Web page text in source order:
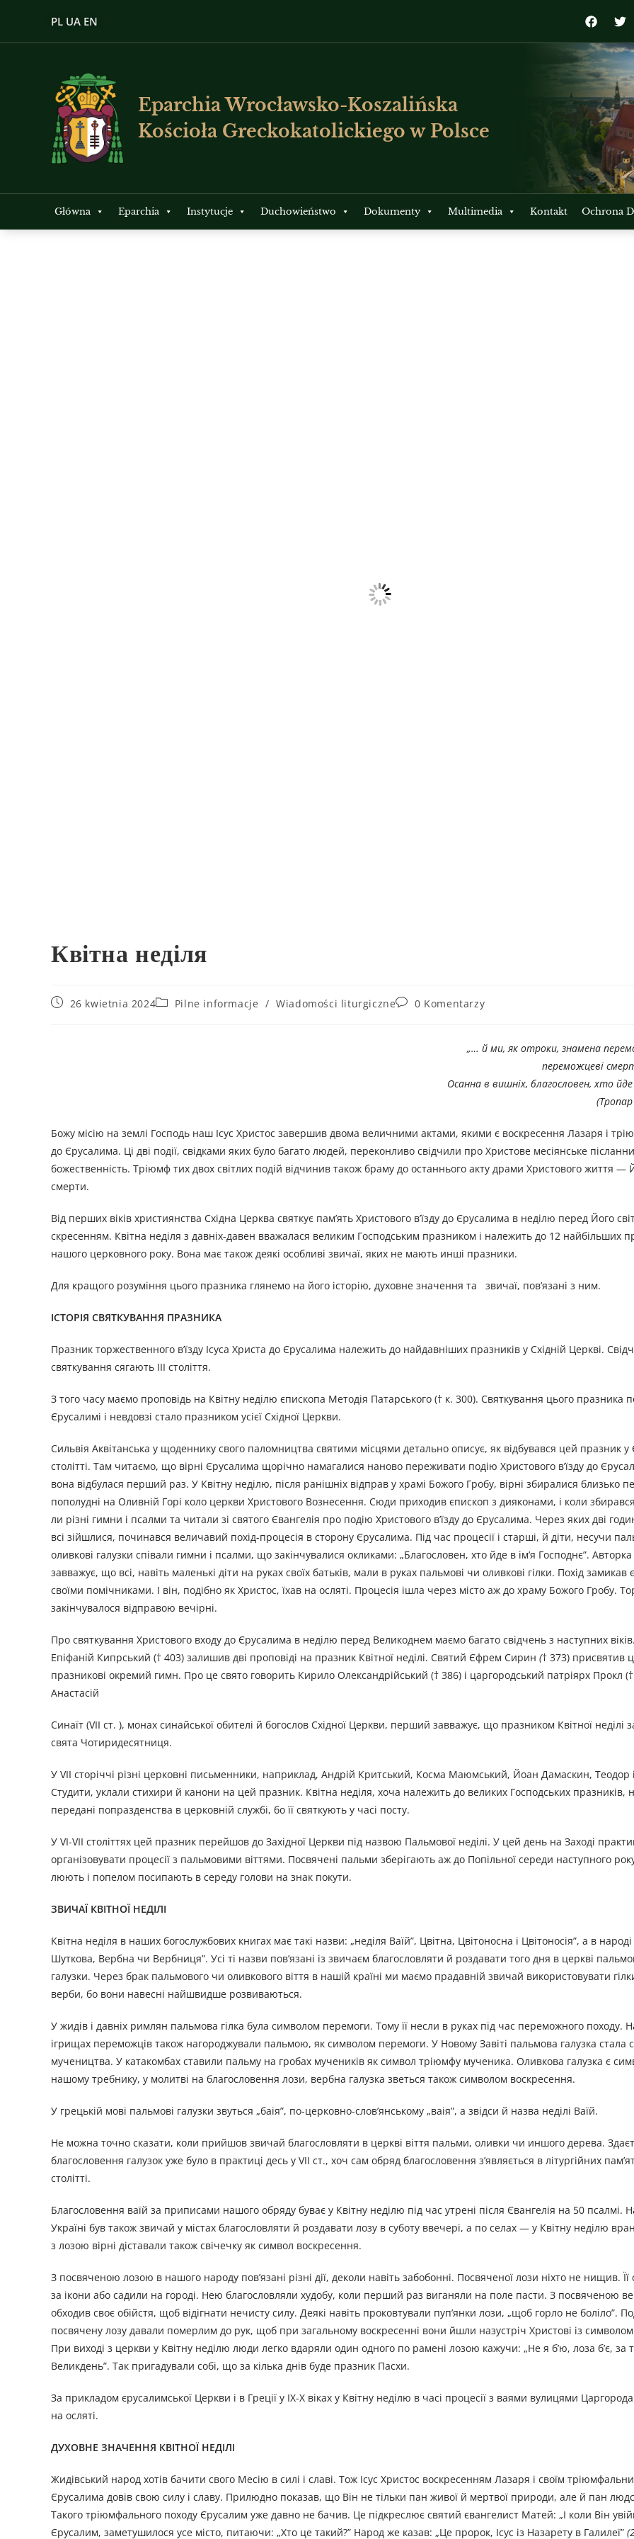
PL UA EN
Eparchia Wrocławsko-Koszalińska
Kościoła Greckokatolickiego w Polsce
Główna Eparchia Instytucje Duchowieństwo Dokumenty Multimedia Kontakt Ochrona
Квітна неділя
26 kwietnia 2024 Pilne informacje / Wiadomości liturgiczne 0 Komentarzy
„… й ми, як отроки, знамена
переможцеві
Осанна в вишніх, благословен, хто йде
(Тропар
Божу місію на землі Господь наш Ісус Христос завершив двома величними актами, якими є воскресення Лазаря і
до Єрусалима. Ці дві події, свідками яких було багато людей, переконливо свідчили про Христове месіянське
божественність. Тріюмф тих двох світлих подій відчинив також браму до останнього акту драми Христового життя —
смерти.
Від перших віків християнства Східна Церква святкує пам’ять Христового в’їзду до Єрусалима в неділю перед Його
скресенням. Квітна неділя з давніх-давен вважалася великим Господським празником і належить до 12 найбільших
нашого церковного року. Вона має також деякі особливі звичаї, яких не мають инші празники.
Для кращого розуміння цього празника глянемо на його істо­рію, духовне значення та звичаї, пов’язані з ним.
ІСТОРІЯ СВЯТКУВАННЯ ПРАЗНИКА
Празник торжественного в’їзду Ісуса Христа до Єрусалима належить до найдавніших празників у Східній Церкві.
святкування сягають III століття.
З того часу маємо проповідь на Квітну неділю єпископа Мето­дія Патарського († к. 300). Святкування цього празника
Єрусалимі і невдовзі стало празником усієї Східної Церкви.
Сильвія Аквітанська у щоденнику свого паломництва святими місцями детально описує, як відбувався цей празник у
столітті. Там читаємо, що вірні Єрусалима щорічно намагалися наново переживати подію Христового в’їзду до
вона відбулася перший раз. У Квітну неділю, після ранішніх відправ у храмі Божого Гробу, вірні збиралися близько
пополудні на Оливній Горі коло церкви Христового Вознесення. Сюди приходив єпископ з дияконами, і коли
ли різні гимни і псалми та читали зі святого Євангелія про подію Христового в’їзду до Єрусалима. Через яких дві
всі зійшлися, починався величавий похід-процесія в сторону Єруса­лима. Під час процесії і старші, й діти, несучи
оливкові галузки співали гимни і псалми, що закінчувалися окликами: „Бла­гословен, хто йде в ім’я Господнє”.
завважує, що всі, навіть маленькі діти на руках своїх батьків, мали в руках пальмові чи оливкові гілки. Похід замикав
своїми поміч­никами. І він, подібно як Христос, їхав на осляті. Процесія ішла через місто аж до храму Божого Гробу.
закінчувалося відправою вечірні.
Про святкування Христового входу до Єрусалима в неділю перед Великоднем маємо багато свідчень з наступних
Епіфаній Кипрський († 403) залишив дві проповіді на празник Квітної неділі. Святий Єфрем Сирин († 373) присвятив
празникові окремий гимн. Про це свято говорить Кирило Олександ­рійський († 386) і царгородський патріярх Прокл
Анастасій
Синаїт (VII ст. ), монах синайської обителі й богослов Східної Церк­ви, перший завважує, що празником Квітної неділі
свята Чотиридесятниця.
У VII сторіччі різні церковні письменники, наприклад, Андрій Критський, Косма Маюмський, Йоан Дамаскин, Теодор
Студити, уклали стихири й канони на цей празник. Квітна неділя, хоча належить до великих Господських празників,
перед­ані попразденства в церковній службі, бо її святкують у часі посту.
У VI-VII століттях цей празник перейшов до Західної Церкви під назвою Пальмової неділі. У цей день на Заході
організовувати процесії з пальмовими віттями. Посвячені пальми зберігають аж до Попільної середи наступного
люють і попелом посипають в середу голови на знак покути.
ЗВИЧАЇ КВІТНОЇ НЕДІЛІ
Квітна неділя в наших богослужбових книгах має такі назви: „неділя Ваїй”, Цвітна, Цвітоносна і Цвітоносія”, а в
Шуткова, Вербна чи Вербниця”. Усі ті назви пов’язані із звичаєм благословляти й роздавати того дня в церкві
галузки. Через брак пальмового чи оливкового віття в нашій країні ми маємо прадавній звичай використовувати
верби, бо вони навесні найшвидше розвиваються.
У жидів і давніх римлян пальмова гілка була символом пере­моги. Тому її несли в руках під час переможного походу.
ігрищах переможців також нагороджували пальмою, як симво­лом перемоги. У Новому Завіті пальмова галузка стала
мучеництва. У катакомбах ставили пальму на гробах мучеників як символ тріюмфу мученика. Оливкова галузка є
нашому требнику, у молитві на благословення лози, вербна галузка зветься також символом воскресення.
У грецькій мові пальмові галузки звуться „баія”, по-церковно-слов’янському „ваія”, а звідси й назва неділі Ваїй.
Не можна точно сказати, коли прийшов звичай благословляти в церкві віття пальми, оливки чи иншого дерева.
благословення галузок уже було в практиці десь у VII ст., хоч сам обряд благословення з’являється в літургійних
столітті.
Благословення ваїй за приписами нашого обряду буває у Квіт­ну неділю під час утрені після Євангелія на 50 псалмі.
Україні був також звичай у містах благословляти й роздавати лозу в суботу ввечері, а по селах — у Квітну неділю
з лозою вірні діставали також свічечку як символ воскресення.
З посвяченою лозою в нашого народу пов’язані різні дії, деколи навіть забобонні. Посвяченої лози ніхто не нищив.
за ікони або садили на городі. Нею благословляли худобу, коли перший раз виганяли на поле пасти. З посвяченою
обходив своє обійстя, щоб відігнати нечисту силу. Деякі навіть проковтували пуп’янки лози, „щоб горло не боліло”.
посвячену лозу давали померлим до рук, щоб при загальному воскресенні вони йшли назустріч Христові із
При виході з церкви у Квітну неділю люди легко вдаряли один одного по рамені лозою кажучи: „Не я б’ю, лоза б’є, за
Велик­день”. Так пригадували собі, що за кілька днів буде празник Пасхи.
За прикладом єрусалимської Церкви і в Греції у ІХ-Х віках у Квітну неділю в часі процесії з ваями вулицями Царгорода
на осляті.
ДУХОВНЕ ЗНАЧЕННЯ КВІТНОЇ НЕДІЛІ
Жидівський народ хотів бачити свого Месію в силі і славі. Тож Ісус Христос воскресенням Лазаря і своїм
Єрусалима довів свою силу і славу. Прилюдно показав, що Він не тільки пан живої й мертвої природи, але й пан
Такого тріюмфального походу Єрусалим уже давно не бачив. Це підкреслює святий євангелист Матей: „І коли Він
Єрусалим, заметушилося усе місто, питаючи: „Хто це такий?” Народ же казав: „Це пророк, Ісус із Назарету в Галилеї”